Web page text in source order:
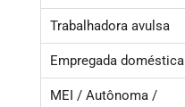
Trabalhadora avulsa
Empregada doméstica
MEI / Autônoma /